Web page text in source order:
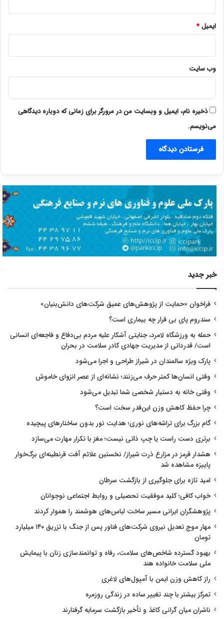
ایمیل*
وب‌ سایت
ذخیره نام، ایمیل و وبسایت من در مرورگر برای زمانی که دوباره دیدگاهی
می‌نویسم.
خبر جدید
فراخوان «حمایت از پژوهش‌های عمیق شرکت‌های دانش‌بنیان»
سندروم پای بی قرار چه بیماری است؟
حمله به ورزشگاه لامرد، جنایتی آشکار علیه مردم بی‌دفاع و فاجعه‌ای انسانی
است/ قدردانی از مدیریت جهادی کادر سلامت در بحران
پارک ویژه سالمندان در شیراز طراحی و اجرا می‌شود
وقتی انسان‌ها کمتر حرف می‌زنند؛ نشانه‌ای از عصر انزوای خاموش
وقتی خانه به دستیار شخصی شما تبدیل می‌شود
چرا حفظ کاهش وزن این‌قدر سخت است؟
گام بزرگ برای تراشه‌های نوری؛ هدایت نور بدون ساختارهای پیچیده
برتری دست راست یا چپ ذاتی نیست؛ مغز با تکرار مهارت می‌سازد
هشدار قرمز در مزارع ذرت شیراز/ نخستین علائم آفت قرنطینه‌ای برگ‌خوار
پاییزه مشاهده شد
امید تازه برای جلوگیری از بازگشت سرطان
خواب کافی؛ کلید موفقیت تحصیلی و روابط اجتماعی نوجوانان
پژوهشگران ایرانی مسیر ساخت لباس‌های هوشمند را هموار کردند
مهار موج تعدیل نیروی شرکت‌های فناور پس از جنگ با تزریق ۱۴۰ میلیارد
تومان
بهبود گسترده شاخص‌های سلامت، رفاه و توانمندسازی زنان با پیمایش
ملی سلامت خانواده هند
راز کاهش وزن ایمن با آمپول‌های لاغری
تمرکز بیشتر با چند تغییر ساده در زندگی روزمره
ناشران میان گرانی کاغذ و تأخیر بازگشت سرمایه گرفتارند